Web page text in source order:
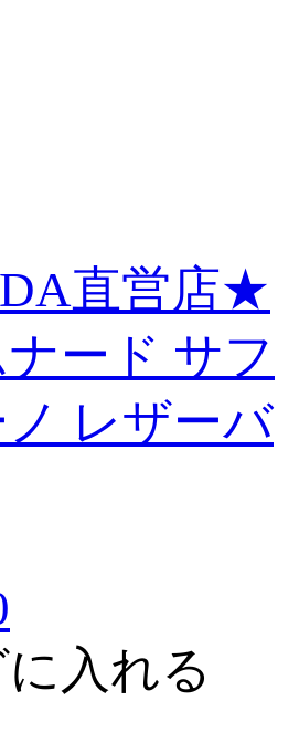
直営店★
ード サフ
ノ レザーバ
入れる